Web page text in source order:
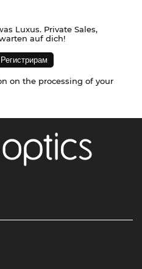
Luxus. Private Sales,
auf dich!
on the processing of your